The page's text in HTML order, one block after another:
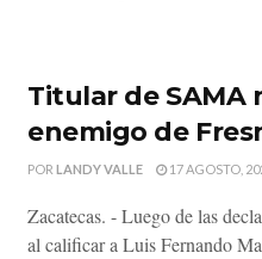
Titular de SAMA
enemigo de
POR LANDY VALLE 17 AGOSTO,
Zacatecas. - Luego de las
al calificar a Luis Fernando